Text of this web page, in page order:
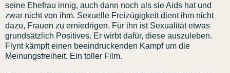
seine Ehefrau innig, auch dann noch als sie Aids hat und
zwar nicht von ihm. Sexuelle Freizügigkeit dient ihm nicht
dazu, Frauen zu erniedrigen. Für ihn ist Sexualität etwas
grundsätzlich Positives. Er wirbt dafür, diese auszuleben.
Flynt kämpft einen beeindruckenden Kampf um die
Meinungsfreiheit. Ein toller Film.